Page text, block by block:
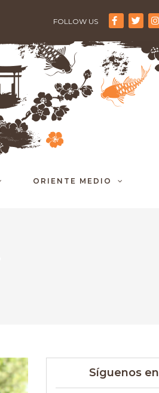
FOLLOW US
ORIENTE MEDIO
Síguenos en